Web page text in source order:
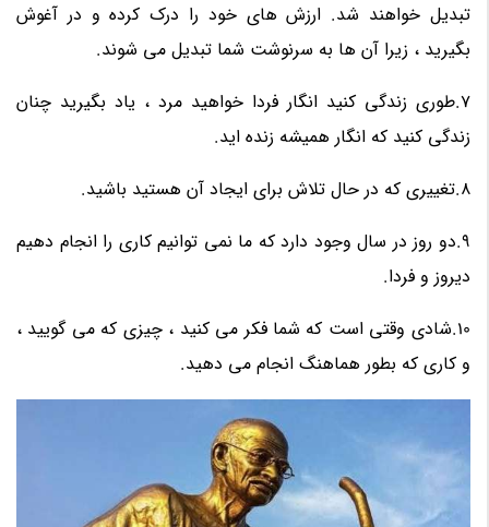
تبدیل خواهند شد. ارزش های خود را درک کرده و در آغوش
بگیرید ، زیرا آن ها به سرنوشت شما تبدیل می شوند.
7.طوری زندگی کنید انگار فردا خواهید مرد ، یاد بگیرید چنان
زندگی کنید که انگار همیشه زنده اید.
8.تغییری که در حال تلاش برای ایجاد آن هستید باشید.
9.دو روز در سال وجود دارد که ما نمی توانیم کاری را انجام دهیم
دیروز و فردا.
10.شادی وقتی است که شما فکر می کنید ، چیزی که می گویید ،
و کاری که بطور هماهنگ انجام می دهید.